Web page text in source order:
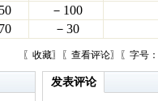
－100
－30
〖 收藏〗〖 查看评论〗〖字号：
发表评论